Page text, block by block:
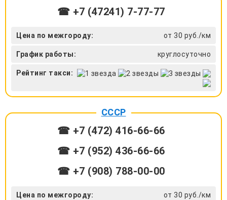
☎ +7 (47241) 7-77-77
Цена по межгороду: от 30 руб./км
График работы: круглосуточно
Рейтинг такси:
СССР
☎ +7 (472) 416-66-66
☎ +7 (952) 436-66-66
☎ +7 (908) 788-00-00
Цена по межгороду: от 30 руб./км